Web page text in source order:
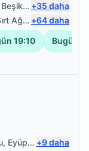
Beşiktaş )
+35 daha
Ağrısı ,Bel Ağrısı
+64daha
19:10 Bugün
, Eyüpsultan )
+9daha